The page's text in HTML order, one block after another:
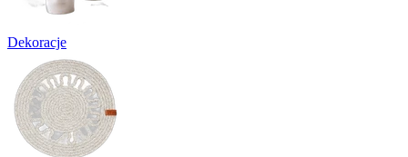
Dekoracje